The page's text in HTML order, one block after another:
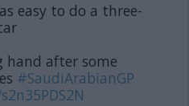
easy to do a three-
hand after some
#SaudiArabianGP